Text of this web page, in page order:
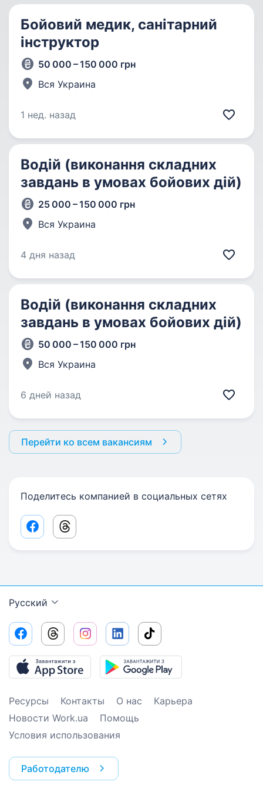
Бойовий медик, санітарний
інструктор
50 000 – 150 000 грн
Вся Украина
1 нед. назад
Водій (виконання складних
завдань в умовах бойових дій)
25 000 – 150 000 грн
Вся Украина
4 дня назад
Водій (виконання складних
завдань в умовах бойових дій)
50 000 – 150 000 грн
Вся Украина
6 дней назад
Перейти ко всем вакансиям
Поделитесь компанией в социальных сетях
Facebook share link
Threads share link
Русский
Ресурсы Контакты О нас
Карьера
Новости Work.ua
Помощь
Условия использования
Работодателю